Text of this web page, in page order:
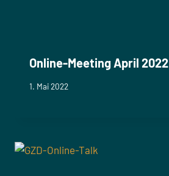
Online-Meeting April 2022
1. Mai 2022